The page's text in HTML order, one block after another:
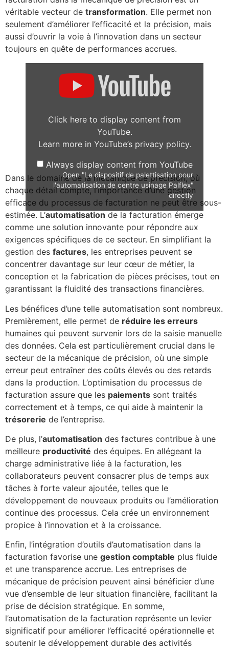
véritable vecteur de transformation. Elle permet non
seulement d’améliorer l’efficacité et la précision, mais
aussi d’ouvrir la voie à l’innovation dans un secteur
toujours en quête de performances accrues.
Click here to display content from
YouTube.
Learn more in YouTube’s privacy policy.
Always display content from YouTube
Open "Le dispositif de palettisation pour
l'automatisation de centre usinage Palflex"
directly
Dans le domaine de la mécanique de précision, où
chaque détail compte, l’importance d’une gestion
efficace du processus de facturation ne peut être sous-
estimée. L’automatisation de la facturation émerge
comme une solution innovante pour répondre aux
exigences spécifiques de ce secteur. En simplifiant la
gestion des factures, les entreprises peuvent se
concentrer davantage sur leur cœur de métier, la
conception et la fabrication de pièces précises, tout en
garantissant la fluidité des transactions financières.
Les bénéfices d’une telle automatisation sont nombreux.
Premièrement, elle permet de réduire les erreurs
humaines qui peuvent survenir lors de la saisie manuelle
des données. Cela est particulièrement crucial dans le
secteur de la mécanique de précision, où une simple
erreur peut entraîner des coûts élevés ou des retards
dans la production. L’optimisation du processus de
facturation assure que les paiements sont traités
correctement et à temps, ce qui aide à maintenir la
trésorerie de l’entreprise.
De plus, l’automatisation des factures contribue à une
meilleure productivité des équipes. En allégeant la
charge administrative liée à la facturation, les
collaborateurs peuvent consacrer plus de temps aux
tâches à forte valeur ajoutée, telles que le
développement de nouveaux produits ou l’amélioration
continue des processus. Cela crée un environnement
propice à l’innovation et à la croissance.
Enfin, l’intégration d’outils d’automatisation dans la
facturation favorise une gestion comptable plus fluide
et une transparence accrue. Les entreprises de
mécanique de précision peuvent ainsi bénéficier d’une
vue d’ensemble de leur situation financière, facilitant la
prise de décision stratégique. En somme,
l’automatisation de la facturation représente un levier
significatif pour améliorer l’efficacité opérationnelle et
soutenir le développement durable des activités